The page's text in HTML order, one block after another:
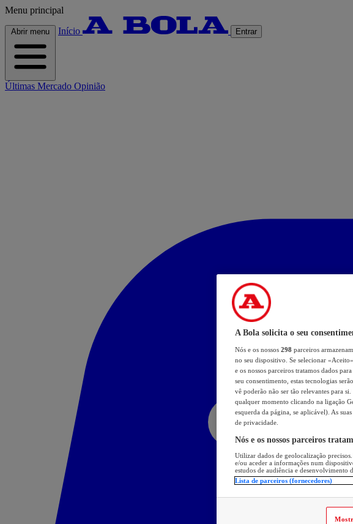
Menu principal
Abrir menu Início Entrar
Últimas Mercado Opinião
A Bola solicita o seu
Nós e os nossos 298 parceiros
no seu dispositivo. Se selecionar
e os nossos parceiros tratamos dados
seu consentimento, estas tecnologias
vê poderão não ser tão relevantes para
qualquer momento clicando na ligação
esquerda da página, se aplicável). As
de privacidade.
Nós e os nossos parceiros
Utilizar dados de geolocalização
e/ou aceder a informações num
estudos de audiência e desenvolvimento
Lista de parceiros (fornecedores)